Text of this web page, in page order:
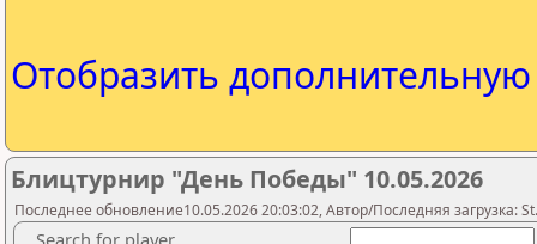
Отобразить
Блицтурнир "День Победы" 10.05.2026
Последнее обновление10.05.2026 20:03:02, Автор/Последняя загрузка:
Search for player